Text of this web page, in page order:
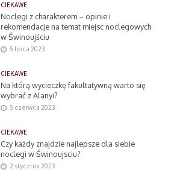
CIEKAWE
Noclegi z charakterem – opinie i
rekomendacje na temat miejsc noclegowych
w Świnoujściu
5 lipca 2023
CIEKAWE
Na którą wycieczkę fakultatywną warto się
wybrać z Alanyi?
5 czerwca 2023
CIEKAWE
Czy każdy znajdzie najlepsze dla siebie
noclegi w Świnoujsciu?
2 stycznia 2023